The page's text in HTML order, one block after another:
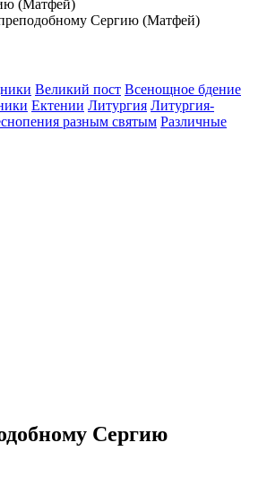
(Матфей)
Сергию (Матфей)
Великий пост Всенощное бдение
Ектении Литургия Литургия-
разным святым Различные
Сергию